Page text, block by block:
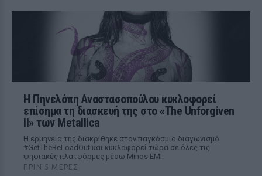
Η Πηνελόπη Αναστασοπούλου κυκλοφορεί
επίσημα τη διασκευή της στο «The Unforgiven
II» των Metallica
Η ερμηνεία της διακρίθηκε στον παγκόσμιο διαγωνισμό
#GetTheReLoadOut και κυκλοφορεί τώρα σε όλες τις
ψηφιακές πλατφόρμες μέσω Minos EMI.
ΠΡΙΝ 5 ΜΈΡΕΣ